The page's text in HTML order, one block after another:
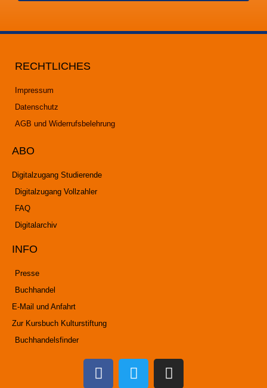
RECHTLICHES
Impressum
Datenschutz
AGB und Widerrufsbelehrung
ABO
Digitalzugang Studierende
Digitalzugang Vollzahler
FAQ
Digitalarchiv
INFO
Presse
Buchhandel
E-Mail und Anfahrt
Zur Kursbuch Kulturstiftung
Buchhandelsfinder